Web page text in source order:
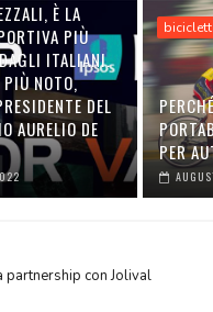
È LA
PIÙ
ITALIANI.
NOTO,
DEL
AURELIO DE
PER
partnership con Jolival